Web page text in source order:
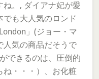
ね。, ダイアナ妃が愛
も大人気のロンド
」(ジョー・マ
人気の商品だそうで
できるのは、圧倒的
ね・・・）、お化粧